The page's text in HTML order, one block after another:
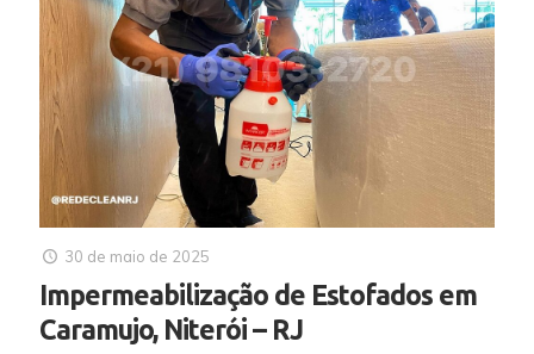
30 de maio de 2025
Impermeabilização de Estofados em
Caramujo, Niterói – RJ